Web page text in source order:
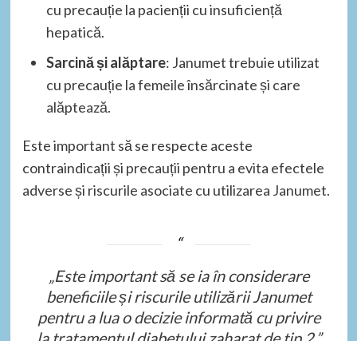
cu precauție la pacienții cu insuficiență
hepatică.
Sarcină și alăptare: Janumet trebuie utilizat
cu precauție la femeile însărcinate și care
alăptează.
Este important să se respecte aceste
contraindicații și precauții pentru a evita efectele
adverse și riscurile asociate cu utilizarea Janumet.
„Este important să se ia în considerare
beneficiile și riscurile utilizării Janumet
pentru a lua o decizie informată cu privire